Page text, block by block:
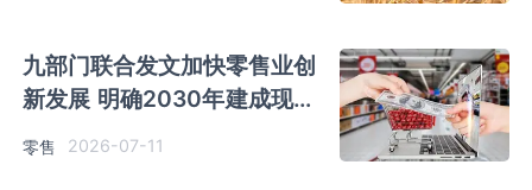
九部门联合发文加快零售业创
新发展 明确2030年建成现代
零售体系
零售 2026-07-11